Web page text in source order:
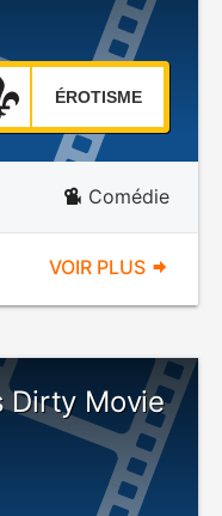
ÉROTISME
Comédie
VOIR PLUS
Dirty Movie